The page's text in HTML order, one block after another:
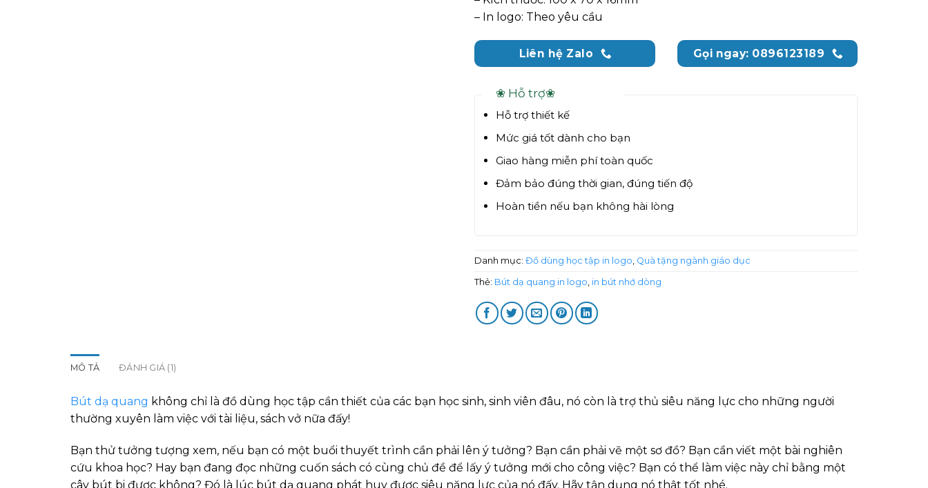
– In logo: Theo yêu cầu
Liên hệ Zalo Gọi ngay: 0896123189
❀ Hỗ trợ❀
Hỗ trợ thiết kế
Mức giá tốt dành cho bạn
Giao hàng miễn phí toàn quốc
Đảm bảo đúng thời gian, đúng tiến độ
Hoàn tiền nếu bạn không hài lòng
Danh mục: Đồ dùng học tập in logo Quà tặng ngành giáo dục
Thẻ: Bút dạ quang in logo in bút nhớ dòng
MÔ TẢ ĐÁNH GIÁ (1)
Bút dạ quang không chỉ là đồ dùng học tập cần thiết của các bạn học sinh, sinh viên đâu, nó còn là trợ thủ siêu năng lực cho những người
thường xuyên làm việc với tài liệu, sách vở nữa đấy!
Bạn thử tưởng tượng xem, nếu bạn có một buổi thuyết trình cần phải lên ý tưởng? Bạn cần phải vẽ một sơ đồ? Bạn cần viết một bài nghiên
cứu khoa học? Hay bạn đang đọc những cuốn sách có cùng chủ đề để lấy ý tưởng mới cho công việc? Bạn có thể làm việc này chỉ bằng một
cây bút bi được không? Đó là lúc bút dạ quang phát huy được siêu năng lực của nó đấy. Hãy tận dụng nó thật tốt nhé.